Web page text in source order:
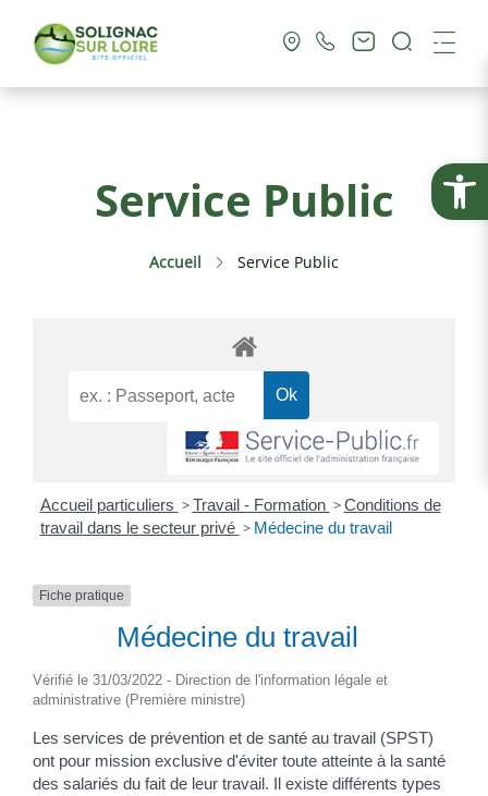
Ouvrir
Vie Pratique
Culture & Loisirs
Service Public
Service Public
Accueil Service Public
Accueil particuliers > Travail - Formation > Conditions de
travail dans le secteur privé > Médecine du travail
Fiche pratique
Médecine du travail
Vérifié le 31/03/2022 - Direction de l'information légale et
administrative (Première ministre)
Les services de prévention et de santé au travail (SPST)
ont pour mission exclusive d'éviter toute atteinte à la santé
des salariés du fait de leur travail. Il existe différents types